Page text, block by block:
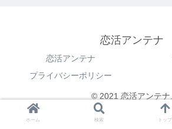
恋活アンテナ
恋活アンテナ
プライバシーポリシー
© 2021 恋活アンテナ.
ホーム 検索 トップ